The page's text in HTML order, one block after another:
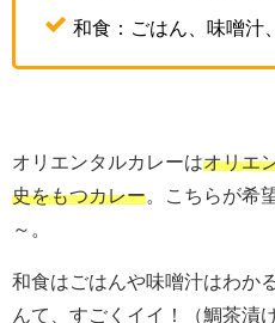
和食：ごはん、味噌汁
オリエンタルカレーはオリエ
史をもつカレー 。こちらが希
～。
和食はごはんや味噌汁はわか
んて、すごくイイ！（鯛茶漬